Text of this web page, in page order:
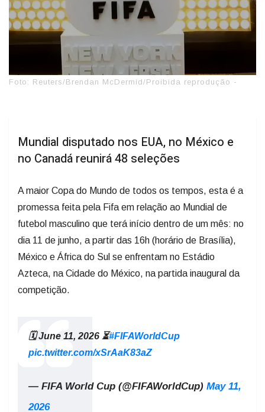
Foto: Reuters/Brendan McDermid/Proibida reprodução -
Mundial disputado nos EUA, no México e
no Canadá reunirá 48 seleções
A maior Copa do Mundo de todos os tempos, esta é a
promessa feita pela Fifa em relação ao Mundial de
futebol masculino que terá início dentro de um mês: no
dia 11 de junho, a partir das 16h (horário de Brasília),
México e África do Sul se enfrentam no Estádio
Azteca, na Cidade do México, na partida inaugural da
competição.
🗓️ June 11, 2026 ⏳#FIFAWorldCup
pic.twitter.com/xSrAaK83aZ
— FIFA World Cup (@FIFAWorldCup) May 11,
2026